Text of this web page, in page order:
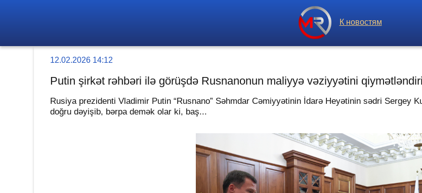
К новостям
12.02.2026 14:12
Putin şirkət rəhbəri ilə görüşdə Rusnanonun maliyyə vəziyyətini
Rusiya prezidenti Vladimir Putin “Rusnano” Səhmdar Cəmiyyətinin İdarə Heyətinin sədri Sergey
doğru dəyişib, bərpa demək olar ki, baş...